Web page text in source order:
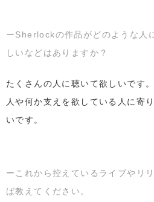
ーSherlockの作品がどのような人
しいなどはありますか？
たくさんの人に聴いて欲しいです
人や何か支えを欲している人に寄
いです。
ーこれから控えているライブやリ
ば教えてください。